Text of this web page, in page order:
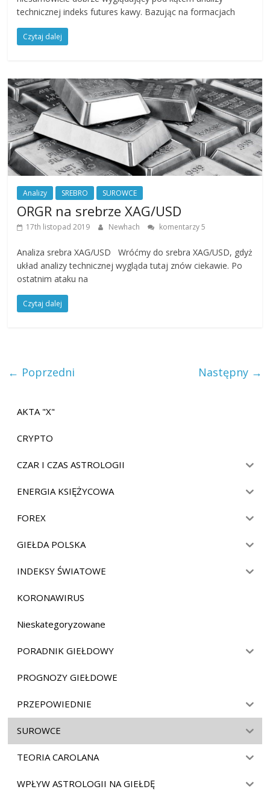
technicznej indeks futures kawy. Bazując na formacjach
Czytaj dalej
Analizy SREBRO SUROWCE
ORGR na srebrze XAG/USD
17th listopad 2019 Newhach komentarzy 5
Analiza srebra XAG/USD Wróćmy do srebra XAG/USD, gdyż
układ analizy technicznej wygląda tutaj znów ciekawie. Po
ostatnim ataku na
Czytaj dalej
← Poprzedni Następny →
AKTA "X"
CRYPTO
CZAR I CZAS ASTROLOGII
ENERGIA KSIĘŻYCOWA
FOREX
GIEŁDA POLSKA
INDEKSY ŚWIATOWE
KORONAWIRUS
Nieskategoryzowane
PORADNIK GIEŁDOWY
PROGNOZY GIEŁDOWE
PRZEPOWIEDNIE
SUROWCE
TEORIA CAROLANA
WPŁYW ASTROLOGII NA GIEŁDĘ